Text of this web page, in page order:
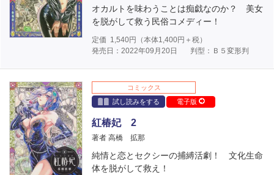
オカルトを味わうことは痴戯なのか？ 美女
を脱がして救う民俗コメディー！
定価 1,540円（本体1,400円＋税）
発売日：2022年09月20日
判型：Ｂ５変形判
コミックス
試し読みをする
電子版
紅椿妃 2
著者 高橋 拡那
純情と恋とセクシーの捕縛活劇！ 文化生命
体を脱がして救え！